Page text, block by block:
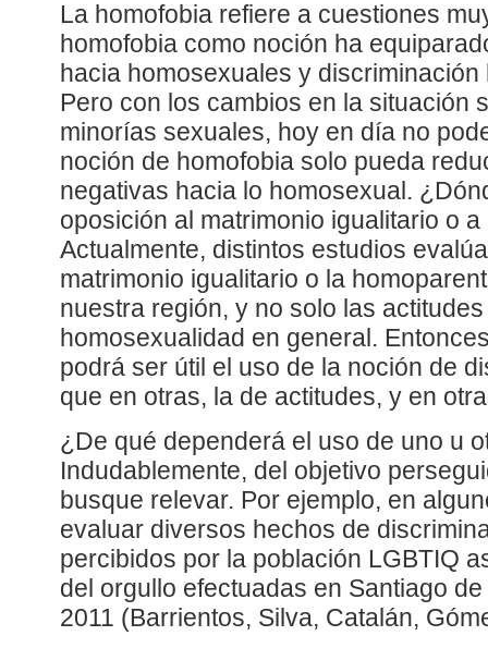
La homofobia refiere a cuestiones
homofobia como noción ha
hacia homosexuales y
Pero con los cambios en la situación
minorías sexuales, hoy en día no
noción de homofobia solo pueda
negativas hacia lo homosexual.
oposición al matrimonio igualitario o
Actualmente, distintos estudios
matrimonio igualitario o la
nuestra región, y no solo las
homosexualidad en general.
podrá ser útil el uso de la noción de
que en otras, la de actitudes, y en
¿De qué dependerá el uso de uno u
Indudablemente, del objetivo
busque relevar. Por ejemplo, en
evaluar diversos hechos de
percibidos por la población LGBTIQ
del orgullo efectuadas en Santiago
2011 (Barrientos, Silva, Catalán,